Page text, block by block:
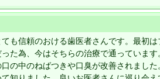
も信頼のおける歯医者さんです。最初は
た為、今はそちらの治療で通っています
の中のねばつきや口臭が改善されました